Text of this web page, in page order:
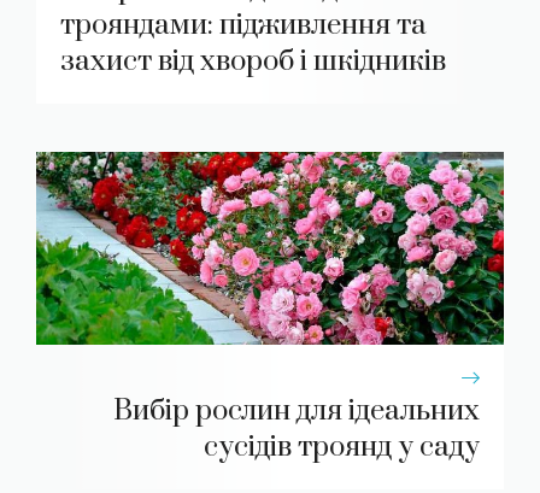
трояндами: підживлення та
захист від хвороб і шкідників
Вибір рослин для ідеальних
сусідів троянд у саду